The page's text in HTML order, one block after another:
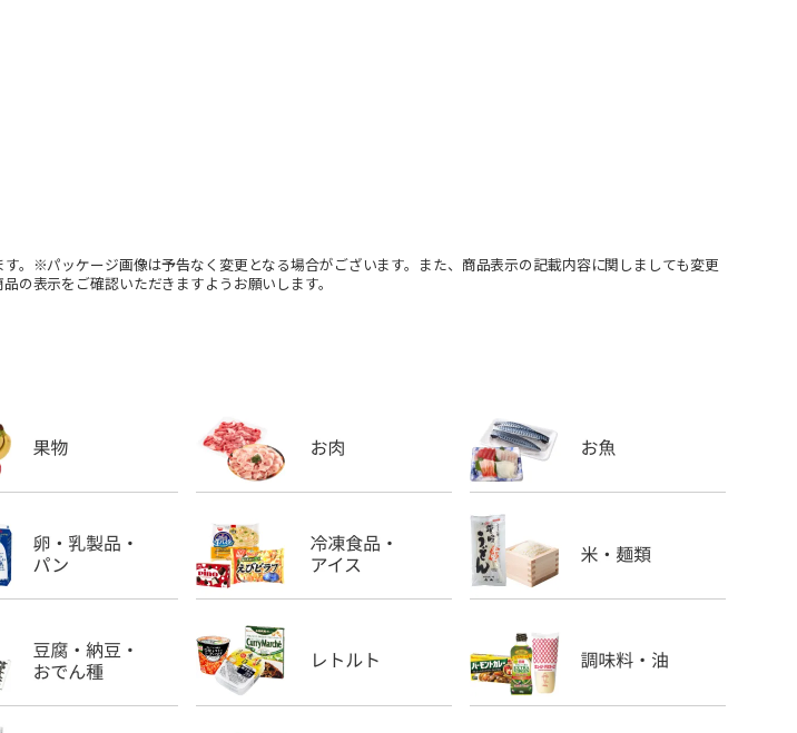
。※パッケージ画像は予告なく変更となる場合がございます。また、商品表示の記載内容に関しましても変更
の表示をご確認いただきますようお願いします。